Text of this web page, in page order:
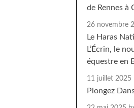
de Rennes à
26 novembre
Le Haras
L’Écrin, le
équestre en
11 juillet 2025
Plongez